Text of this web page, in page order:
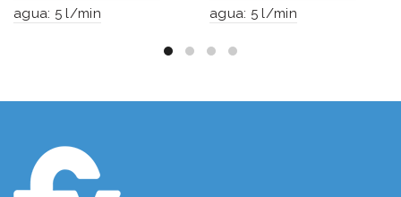
agua: 5 l/min
agua: 5 l/min